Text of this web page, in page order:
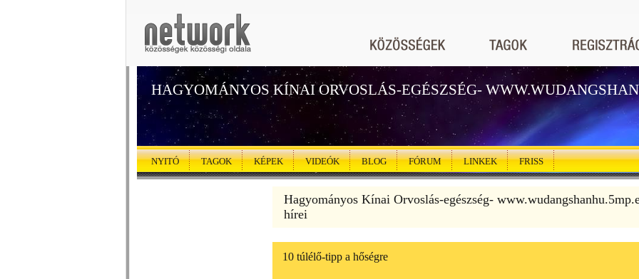
HAGYOMÁNYOS KÍNAI ORVOSLÁS-EGÉSZSÉG-
NYITÓ TAGOK KÉPEK VIDEÓK BLOG FÓRUM LINKEK FRISS
Hagyományos Kínai Orvoslás-egészség-
hírei
10 túlélő-tipp a hőségre